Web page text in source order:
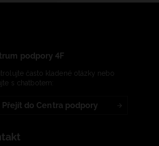
podpory 4F
často kladené otázky nebo
s chatbotem:
Přejít do Centra podpory